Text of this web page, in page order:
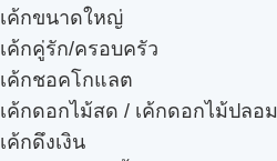
เค้กขนาดใหญ่
เค้กคู่รัก/ครอบครัว
เค้กชอคโกแลต
เค้กดอกไม้สด / เค้กดอกไม้ปลอม
เค้กดึงเงิน